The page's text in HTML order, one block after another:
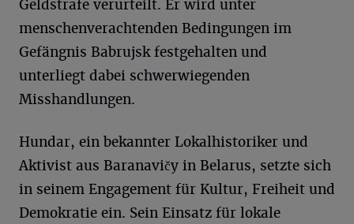
Geldstrafe verurteilt. Er wird unter
menschenverachtenden Bedingungen im
Gefängnis Babrujsk festgehalten und
unterliegt dabei schwerwiegenden
Misshandlungen.
Hundar, ein bekannter Lokalhistoriker und
Aktivist aus Baranavičy in Belarus, setzte sich
in seinem Engagement für Kultur, Freiheit und
Demokratie ein. Sein Einsatz für lokale